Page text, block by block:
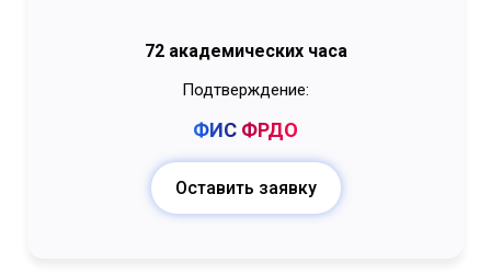
72 академических часа
Подтверждение:
ФИС ФРДО
Оставить заявку